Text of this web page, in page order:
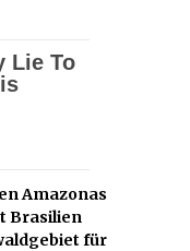
Amazonas
Brasilien
für